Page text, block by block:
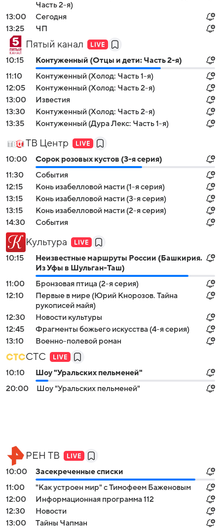
Часть 2-я)
13:00
Сегодня
13:25
ЧП
Пятый канал
10:15
Контуженный (Отцы и дети: Часть 2-я)
11:10
Контуженный (Холод: Часть 1-я)
12:05
Контуженный (Холод: Часть 2-я)
13:00
Известия
13:30
Контуженный (Холод: Часть 2-я)
13:35
Контуженный (Дура Лекс: Часть 1-я)
ТВ Центр
10:00
Сорок розовых кустов (3-я серия)
11:30
События
12:15
Конь изабелловой масти (1-я серия)
13:15
Конь изабелловой масти (3-я серия)
13:15
Конь изабелловой масти (2-я серия)
14:30
События
Культура
10:15
Неизвестные маршруты России (Башкирия.
Из Уфы в Шульган-Таш)
11:00
Бронзовая птица (2-я серия)
12:10
Первые в мире (Юрий Кнорозов. Тайна
рукописей майя)
12:30
Новости культуры
12:45
Фрагменты божьего искусства (4-я серия)
13:10
Военно-полевой роман
СТС
10:10
Шоу "Уральских пельменей"
20:00
Шоу "Уральских пельменей"
РЕН ТВ
10:00
Заcекрeченные списки
11:00
"Как устроен мир" с Тимофеем Баженовым
12:00
Информационная программа 112
12:30
Новости
13:00
Тaйны Чапман